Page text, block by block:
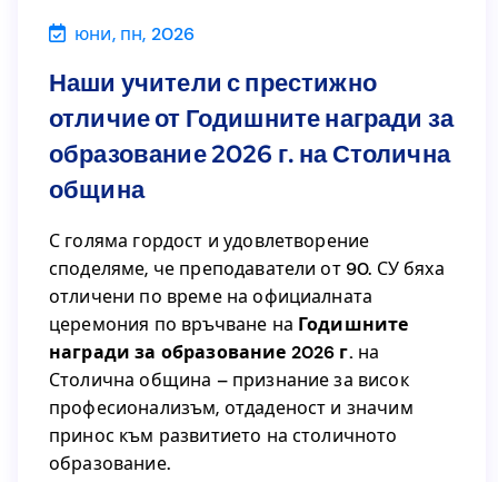
юни, пн, 2026
Наши учители с престижно
отличие от Годишните награди за
образование 2026 г. на Столична
община
С голяма гордост и удовлетворение
споделяме, че преподаватели от 90. СУ бяха
отличени по време на официалната
церемония по връчване на Годишните
награди за образование 2026 г. на
Столична община – признание за висок
професионализъм, отдаденост и значим
принос към развитието на столичното
образование.
Наши учители с престижно
отличие от Годишните награди за
образование 2026 г. на Столична
С голяма гордост и удовлетворение
споделяме, че преподаватели от 90. СУ бяха
отличени по време на официалната
церемония по връчване на
Годишните
награди за образование 2026 г.
на
Столична община – признание за висок
професионализъм, отдаденост и значим
принос към развитието на столичното